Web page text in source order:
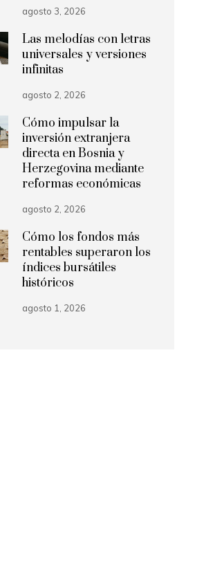
agosto 3, 2026
Las melodías con letras
universales y versiones
infinitas
agosto 2, 2026
Cómo impulsar la
inversión extranjera
directa en Bosnia y
Herzegovina mediante
reformas económicas
agosto 2, 2026
Cómo los fondos más
rentables superaron los
índices bursátiles
históricos
agosto 1, 2026